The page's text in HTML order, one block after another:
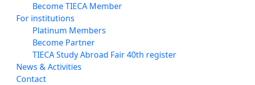
Become TIECA Member
For institutions
Platinum Members
Become Partner
TIECA Study Abroad Fair 40th register
News & Activities
Contact